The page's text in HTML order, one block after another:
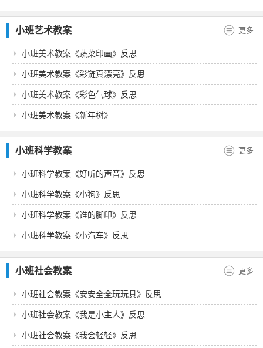
小班艺术教案 更多
小班美术教案《蔬菜印画》反思
小班美术教案《彩链真漂亮》反思
小班美术教案《彩色气球》反思
小班美术教案《新年树》
小班科学教案 更多
小班科学教案《好听的声音》反思
小班科学教案《小狗》反思
小班科学教案《谁的脚印》反思
小班科学教案《小汽车》反思
小班社会教案 更多
小班社会教案《安安全全玩玩具》反思
小班社会教案《我是小主人》反思
小班社会教案《我会轻轻》反思